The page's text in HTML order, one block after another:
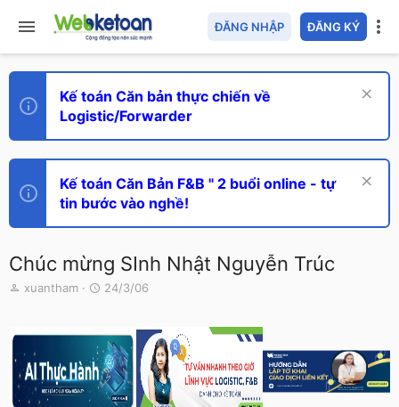
ĐĂNG NHẬP ĐĂNG KÝ
Kế toán Căn bản thực chiến về
Logistic/Forwarder
Kế toán Căn Bản F&B " 2 buổi online - tự
tin bước vào nghề!
Chúc mừng SInh Nhật Nguyễn Trúc
T
e
a
d
s
xuantham
N
y
g
ử
i
24/3/06